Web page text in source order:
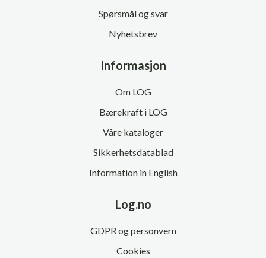
Spørsmål og svar
Nyhetsbrev
Informasjon
Om LOG
Bærekraft i LOG
Våre kataloger
Sikkerhetsdatablad
Information in English
Log.no
GDPR og personvern
Cookies